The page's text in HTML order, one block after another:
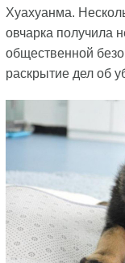
Хуахуанма.
овчарка получила
общественной
раскрытие дел об